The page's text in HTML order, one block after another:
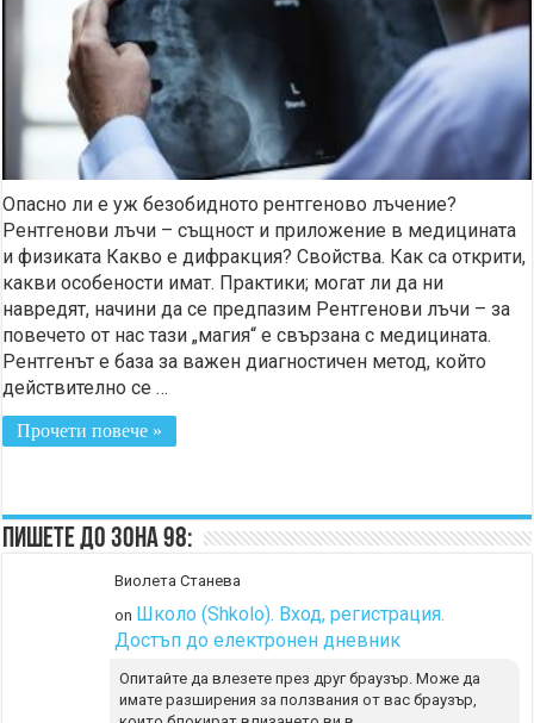
Опасно ли е уж безобидното рентгеново лъчение?
Рентгенови лъчи – същност и приложение в медицината
и физиката Какво е дифракция? Свойства. Как са открити,
какви особености имат. Практики; могат ли да ни
навредят, начини да се предпазим Рентгенови лъчи – за
повечето от нас тази „магия“ е свързана с медицината.
Рентгенът е база за важен диагностичен метод, който
действително се …
Прочети повече »
Пишете до Зона 98:
Виолета Станева
on Школо (Shkolo). Вход, регистрация.
Достъп до електронен дневник
Опитайте да влезете през друг браузър. Може да
имате разширения за ползвания от вас браузър,